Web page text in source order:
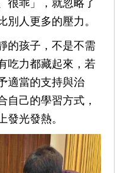
很乖」，就忽略了
別人更多的壓力。
的孩子，不是不需
吃力都藏起來，若
適當的支持與治
自己的學習方式，
發光發熱。